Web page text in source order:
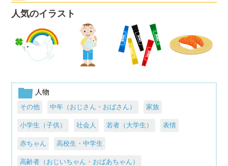
人気のイラスト
人物
その他 中年（おじさん・おばさん） 家族
小学生（子供） 社会人 若者（大学生） 表情
赤ちゃん 高校生・中学生
高齢者（おじいちゃん・おばあちゃん）